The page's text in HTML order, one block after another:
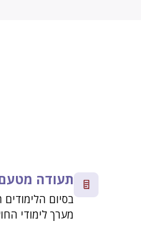
תעודה
בסיום
מערך לימודי